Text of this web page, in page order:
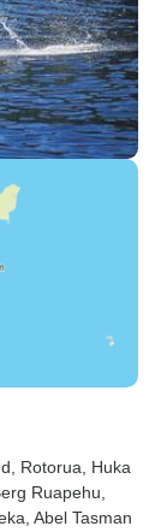
, Rotorua , Huka
Ruapehu
, Abel Tasman